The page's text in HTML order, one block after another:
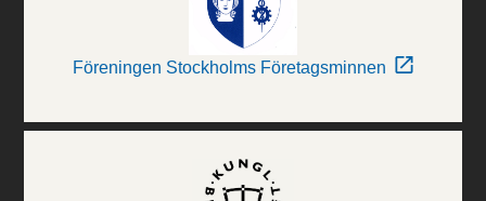
Föreningen Stockholms Företagsminnen